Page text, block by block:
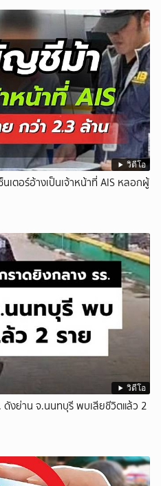
วิดีโอ
ตอร์อ้างเป็นเจ้าหน้าที่ AIS หลอกผู้
วิดีโอ
ดังย่าน จ.นนทบุรี พบเสียชีวิตแล้ว 2